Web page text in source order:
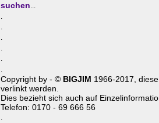
suchen...
.
.
.
.
.
.
Copyright by - © BIGJIM 1966-2017,
verlinkt werden.
Dies bezieht sich auch auf
Telefon: 0170 - 69 666 56
.